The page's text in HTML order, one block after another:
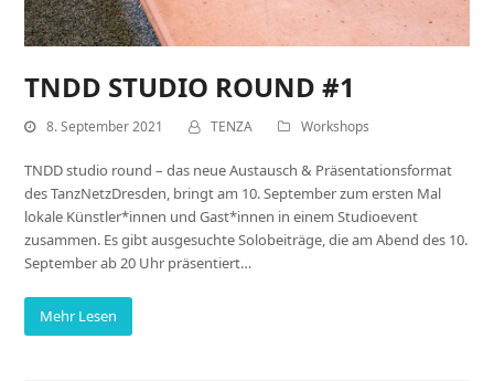
TNDD STUDIO ROUND #1
8. September 2021 TENZA Workshops
TNDD studio round – das neue Austausch & Präsentationsformat
des TanzNetzDresden, bringt am 10. September zum ersten Mal
lokale Künstler*innen und Gast*innen in einem Studioevent
zusammen. Es gibt ausgesuchte Solobeiträge, die am Abend des 10.
September ab 20 Uhr präsentiert…
Mehr Lesen